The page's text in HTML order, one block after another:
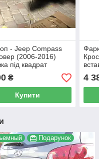
- Jeep Compass
(2006-2016)
під квадрат
₴
Купити
4
Подарунок